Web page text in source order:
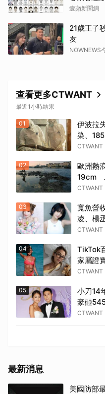
壹蘋新聞網
21歲王子
友
NOWNEWS
查看更多CTWANT
最近1小時結果
01
伊波拉
染、
CTWANT
02
歐洲熱
19cm
日
CTWANT
03
寬魚營
凌、楊
CTWANT
04
TikTok
家屬證
CTWANT
05
小刀14
豪砸
CTWANT
最新消息
美國防部